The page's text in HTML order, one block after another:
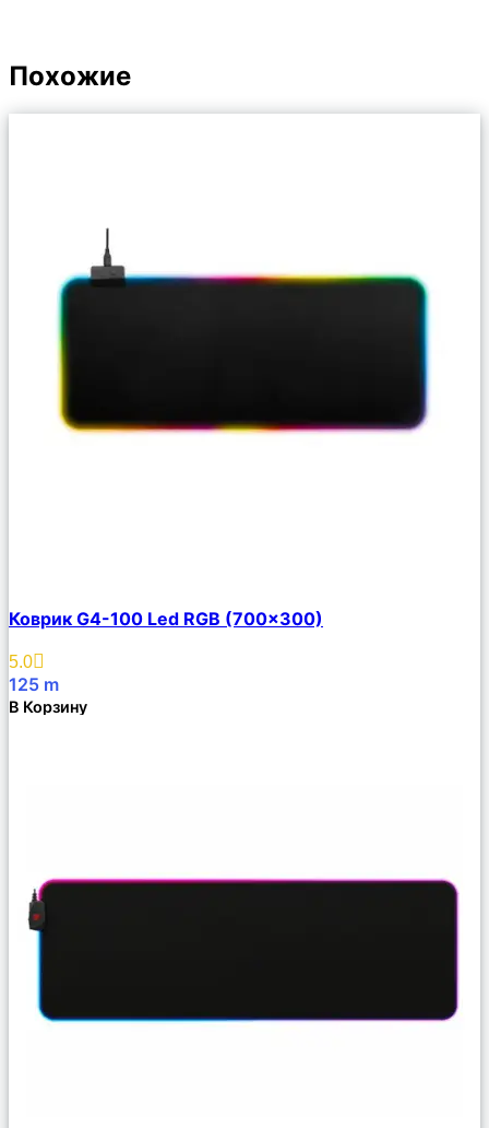
Похожие
Описание
Избранное
Коврик G4-100 Led RGB (700×300)
5.0
125 m
В Корзину